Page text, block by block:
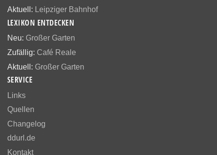
Aktuell: Leipziger Bahnhof
LEXIKON ENTDECKEN
Neu: Großer Garten
Zufällig: Café Reale
Aktuell: Großer Garten
SERVICE
Links
Quellen
Changelog
ddurl.de
Kontakt